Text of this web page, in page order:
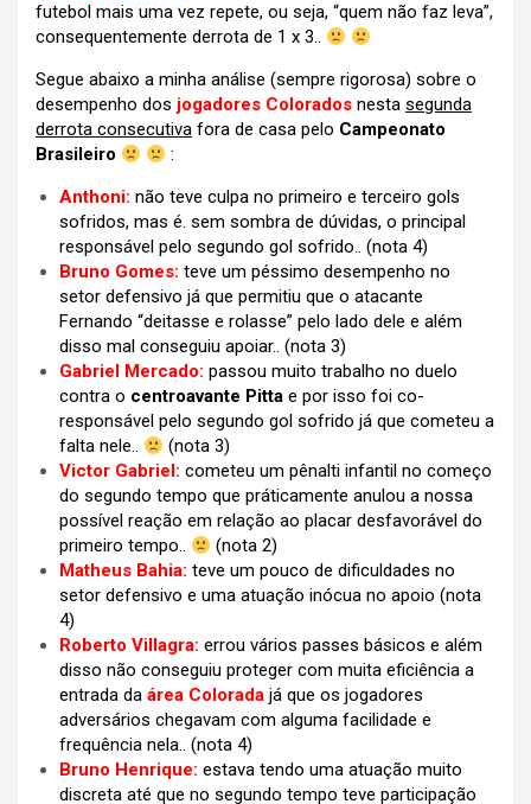
futebol mais uma vez repete, ou seja, “quem não faz leva”,
consequentemente derrota de 1 x 3..
Segue abaixo a minha análise (sempre rigorosa) sobre o
desempenho dos jogadores Colorados nesta segunda
derrota consecutiva fora de casa pelo Campeonato
Brasileiro
:
Anthoni: não teve culpa no primeiro e terceiro gols
sofridos, mas é. sem sombra de dúvidas, o principal
responsável pelo segundo gol sofrido.. (nota 4)
Bruno Gomes: teve um péssimo desempenho no
setor defensivo já que permitiu que o atacante
Fernando “deitasse e rolasse” pelo lado dele e além
disso mal conseguiu apoiar.. (nota 3)
Gabriel Mercado: passou muito trabalho no duelo
contra o centroavante Pitta e por isso foi co-
responsável pelo segundo gol sofrido já que cometeu a
falta nele..
(nota 3)
Victor Gabriel: cometeu um pênalti infantil no começo
do segundo tempo que práticamente anulou a nossa
possível reação em relação ao placar desfavorável do
primeiro tempo..
(nota 2)
Matheus Bahia: teve um pouco de dificuldades no
setor defensivo e uma atuação inócua no apoio (nota
4)
Roberto Villagra: errou vários passes básicos e além
disso não conseguiu proteger com muita eficiência a
entrada da área Colorada já que os jogadores
adversários chegavam com alguma facilidade e
frequência nela.. (nota 4)
Bruno Henrique: estava tendo uma atuação muito
discreta até que no segundo tempo teve participação